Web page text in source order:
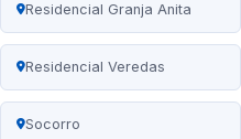
Residencial Granja Anita
Residencial Veredas
Socorro